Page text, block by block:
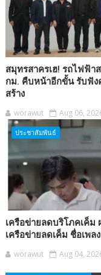
สมุทรสาครเฮ! รถไฟฟ้า
กม. คืบหน้าอีกขั้น รับฟัง
สร้าง
worawut Aug 06,
ประชาสัมพันธ์
เครือข่ายลดบริโภคเค็ม
เครือข่ายลดเค็ม ชื่อเพล
worawut Aug 04,